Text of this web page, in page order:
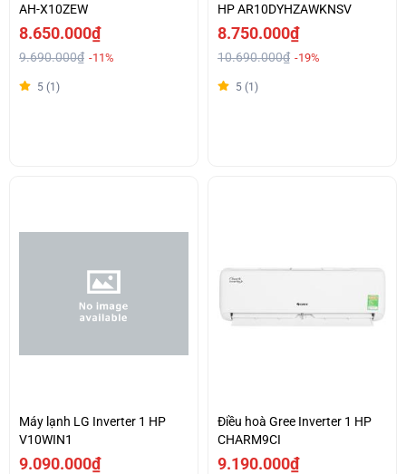
AH-X10ZEW
8.650.000₫
9.690.000₫ -11%
5 (1)
HP AR10DYHZAWKNSV
8.750.000₫
10.690.000₫ -19%
5 (1)
Máy lạnh LG Inverter 1 HP
V10WIN1
9.090.000₫
Điều hoà Gree Inverter 1 HP
CHARM9CI
9.190.000₫